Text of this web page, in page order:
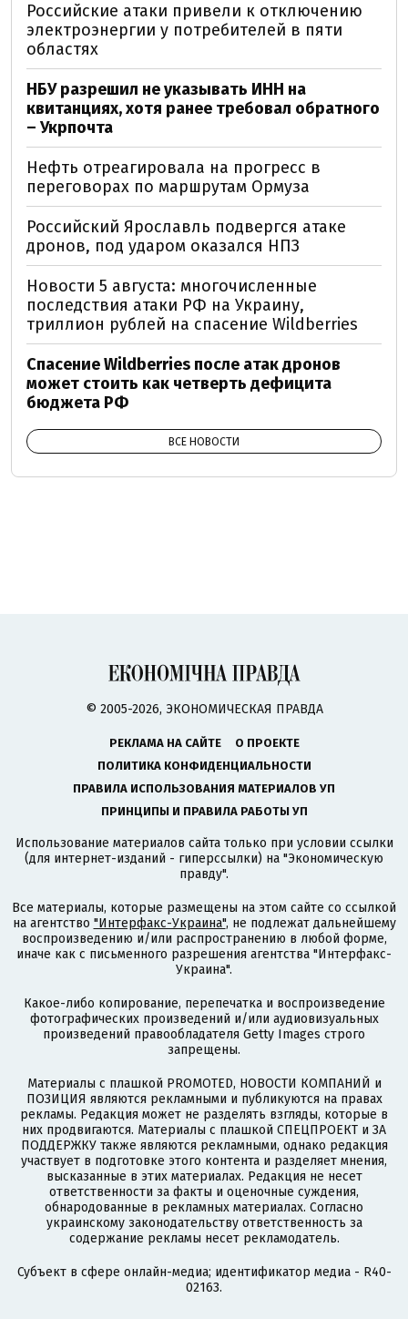
Российские атаки привели к отключению
электроэнергии у потребителей в пяти
областях
НБУ разрешил не указывать ИНН на
квитанциях, хотя ранее требовал обратного
– Укрпочта
Нефть отреагировала на прогресс в
переговорах по маршрутам Ормуза
Российский Ярославль подвергся атаке
дронов, под ударом оказался НПЗ
Новости 5 августа: многочисленные
последствия атаки РФ на Украину,
триллион рублей на спасение Wildberries
Спасение Wildberries после атак дронов
может стоить как четверть дефицита
бюджета РФ
ВСЕ НОВОСТИ
© 2005-2026, ЭКОНОМИЧЕСКАЯ ПРАВДА
РЕКЛАМА НА САЙТЕ
О ПРОЕКТЕ
ПОЛИТИКА КОНФИДЕНЦИАЛЬНОСТИ
ПРАВИЛА ИСПОЛЬЗОВАНИЯ МАТЕРИАЛОВ УП
ПРИНЦИПЫ И ПРАВИЛА РАБОТЫ УП
Использование материалов сайта только при условии ссылки
(для интернет-изданий - гиперссылки) на "Экономическую
правду".
Все материалы, которые размещены на этом сайте со ссылкой
на агентство "Интерфакс-Украина", не подлежат дальнейшему
воспроизведению и/или распространению в любой форме,
иначе как с письменного разрешения агентства "Интерфакс-
Украина".
Какое-либо копирование, перепечатка и воспроизведение
фотографических произведений и/или аудиовизуальных
произведений правообладателя Getty Images строго
запрещены.
Материалы с плашкой PROMOTED, НОВОСТИ КОМПАНИЙ и
ПОЗИЦИЯ являются рекламными и публикуются на правах
рекламы. Редакция может не разделять взгляды, которые в
них продвигаются. Материалы с плашкой СПЕЦПРОЕКТ и ЗА
ПОДДЕРЖКУ также являются рекламными, однако редакция
участвует в подготовке этого контента и разделяет мнения,
высказанные в этих материалах. Редакция не несет
ответственности за факты и оценочные суждения,
обнародованные в рекламных материалах. Согласно
украинскому законодательству ответственность за
содержание рекламы несет рекламодатель.
Субъект в сфере онлайн-медиа; идентификатор медиа - R40-
02163.